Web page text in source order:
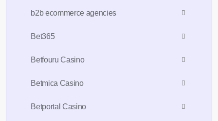
b2b ecommerce agencies
Bet365
Betfouru Casino
Betmica Casino
Betportal Casino